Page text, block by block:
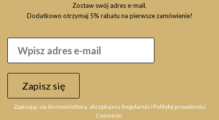
ALLWAVES Color Cream 6.03 100ml farba do włosów
Do koszyka
Zostaw swój adres e-mail.
Dodatkowo otrzymaj 5% rabatu na pierwsze zamówienie!
Zapisz się
Zapisując się do newslettera, akceptujesz Regulamin i Politykę prywatności
Cosmeon.